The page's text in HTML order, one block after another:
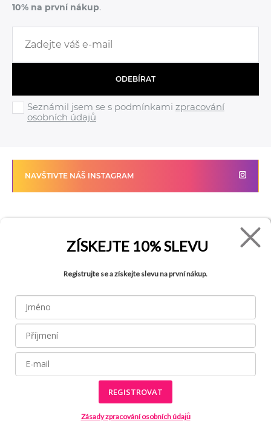
10% na první nákup.
ODEBÍRAT
Seznámil jsem se s podmínkami zpracování
osobních údajů
NAVŠTIVTE NÁŠ INSTAGRAM
Kariéra
Obchody
Blog
Jak reklamovat zboží
Tabulka velikostí
Recyklace
Všechny práva vyhrazena © 2026
ZÍSKEJTE 10% SLEVU
Registrujte se a získejte slevu na první nákup.
REGISTROVAT
Zásady zpracování osobních údajů